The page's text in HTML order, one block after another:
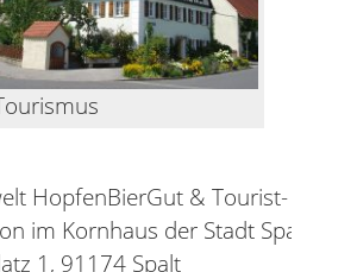
HopfenBierGut & Tourist-
im Kornhaus der Stadt Spalt
1, 91174 Spalt